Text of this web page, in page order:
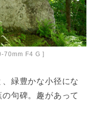
70mm F4 G ]
、緑豊かな小径にな
句碑。趣があって